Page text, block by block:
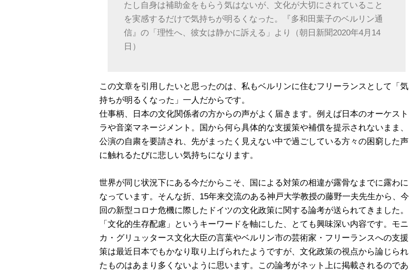
たし自身は補助金をもらう気はないが、文化が大切にされていること
を実感するだけで気持ちが明るくなった。『多和田葉子のベルリン通
信』の「理性へ、彼女は静かに訴える」より（朝日新聞2020年4月14
日）
この文章を引用したいと思ったのは、私もベルリンに住むフリーランスとして「気
持ちが明るくなった」一人だからです。
仕事柄、日本の文化関係者の方からの声がよく届きます。例えば日本のオーケスト
ラや音楽マネージメント。国から何ら具体的な支援策や補償を提示されないまま、
公演の自粛を要請され、先がまったく見えない中で過ごしている方々の困窮した声
に触れるたびに悲しい気持ちになります。
世界が同じ状況下にある今だからこそ、国による対策の相違が露骨なまでに露わに
なっています。そんな折、15年来交流のある神戸大学教授の藤野一夫先生から、今
回の新型コロナ危機に際したドイツの文化政策に関する論考が送られてきました。
「文化的生存配慮」というキーワードを軸にした、とても興味深い内容です。モニ
カ・グリュッタース文化大臣の言葉やベルリン市の芸術家・フリーランスへの支援
策は最近日本でもかなり取り上げられたようですが、文化政策の視点から論じられ
たものはあまり多くないように思います。この論考がネット上に掲載されるのであ